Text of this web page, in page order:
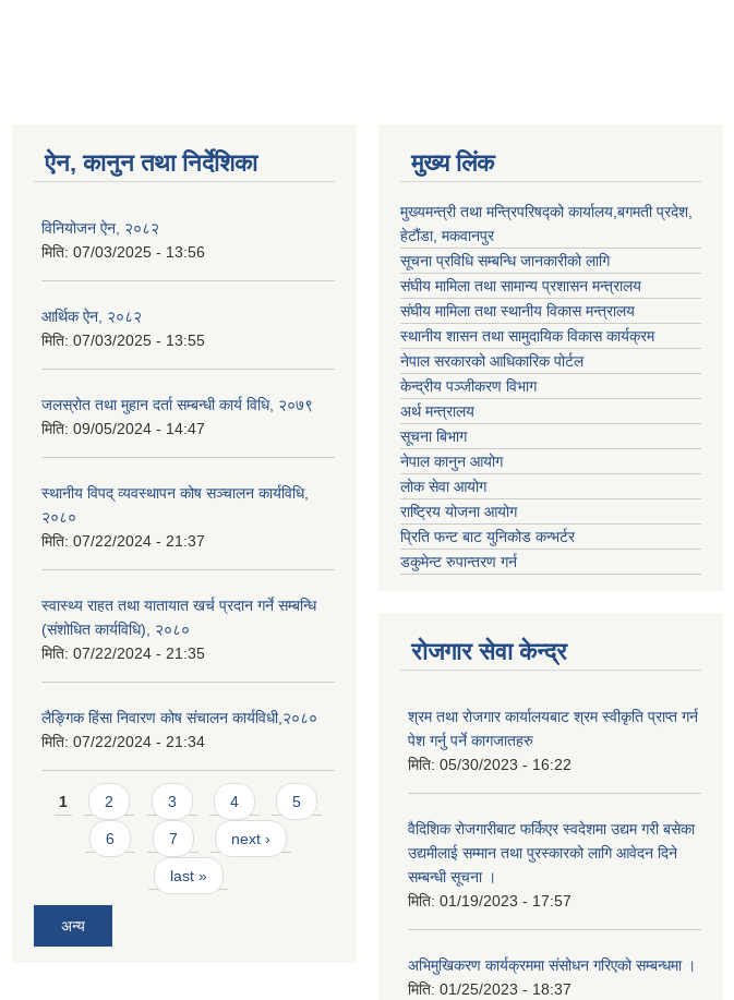
ऐन, कानुन तथा निर्देशिका
विनियोजन ऐन, २०८२
मिति: 07/03/2025 - 13:56
आर्थिक ऐन, २०८२
मिति: 07/03/2025 - 13:55
जलस्रोत तथा मुहान दर्ता सम्बन्धी कार्य विधि, २०७९
मिति: 09/05/2024 - 14:47
स्थानीय विपद् व्यवस्थापन कोष सञ्चालन कार्यविधि,
२०८०
मिति: 07/22/2024 - 21:37
स्वास्थ्य राहत तथा यातायात खर्च प्रदान गर्ने सम्बन्धि
(संशोधित कार्यविधि), २०८०
मिति: 07/22/2024 - 21:35
लैङ्गिक हिंसा निवारण कोष संचालन कार्यविधी,२०८०
मिति: 07/22/2024 - 21:34
Pages
1 2 3 4 5
6 7 next ›
last »
अन्य
मुख्य लिंक
मुख्यमन्त्री तथा मन्त्रिपरिषद्को कार्यालय,बगमती प्रदेश,
हेटौंडा, मकवानपुर
सूचना प्रविधि सम्बन्धि जानकारीको लागि
संघीय मामिला तथा सामान्य प्रशासन मन्त्रालय
संघीय मामिला तथा स्थानीय विकास मन्त्रालय
स्थानीय शासन तथा सामुदायिक विकास कार्यक्रम
नेपाल सरकारको आधिकारिक पोर्टल
केन्द्रीय पञ्जीकरण विभाग
अर्थ मन्त्रालय
सूचना बिभाग
नेपाल कानुन आयोग
लोक सेवा आयोग
राष्ट्रिय योजना आयोग
प्रिति फन्ट बाट युनिकोड कन्भर्टर
डकुमेन्ट रुपान्तरण गर्न
रोजगार सेवा केन्द्र
श्रम तथा रोजगार कार्यालयबाट श्रम स्वीकृति प्राप्त गर्न
पेश गर्नु पर्ने कागजातहरु
मिति: 05/30/2023 - 16:22
वैदिशिक रोजगारीबाट फर्किएर स्वदेशमा उद्यम गरी बसेका
उद्यमीलाई सम्मान तथा पुरस्कारको लागि आवेदन दिने
सम्बन्धी सूचना ।
मिति: 01/19/2023 - 17:57
अभिमुखिकरण कार्यक्रममा संसोधन गरिएको सम्बन्धमा ।
मिति: 01/25/2023 - 18:37